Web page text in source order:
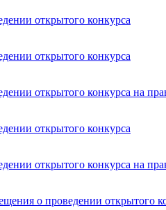
открытого конкурса
открытого конкурса
открытого конкурса на
открытого конкурса
открытого конкурса на
о проведении открытого